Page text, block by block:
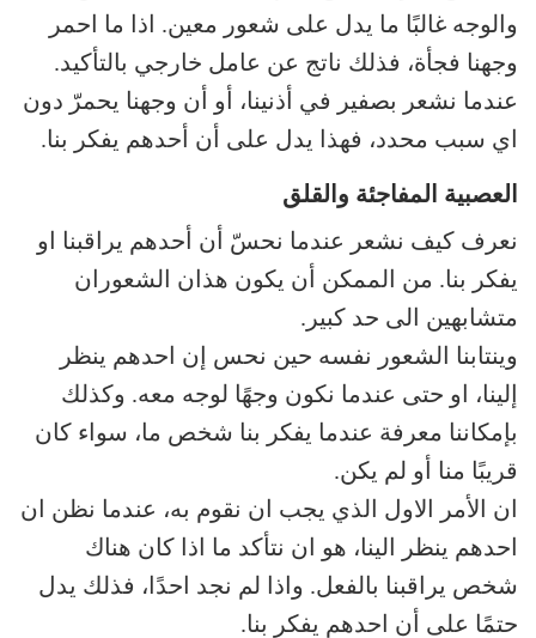
والوجه غالبًا ما يدل على شعور معين. اذا ما احمر
وجهنا فجأة، فذلك ناتج عن عامل خارجي بالتأكيد.
عندما نشعر بصفير في أذنينا، أو أن وجهنا يحمرّ دون
اي سبب محدد، فهذا يدل على أن أحدهم يفكر بنا.
العصبية المفاجئة والقلق
نعرف كيف نشعر عندما نحسّ أن أحدهم يراقبنا او
يفكر بنا. من الممكن أن يكون هذان الشعوران
متشابهين الى حد كبير.
وينتابنا الشعور نفسه حين نحس إن احدهم ينظر
إلينا، او حتى عندما نكون وجهًا لوجه معه. وكذلك
بإمكاننا معرفة عندما يفكر بنا شخص ما، سواء كان
قريبًا منا أو لم يكن.
ان الأمر الاول الذي يجب ان نقوم به، عندما نظن ان
احدهم ينظر الينا، هو ان نتأكد ما اذا كان هناك
شخص يراقبنا بالفعل. واذا لم نجد احدًا، فذلك يدل
حتمًا على أن احدهم يفكر بنا.